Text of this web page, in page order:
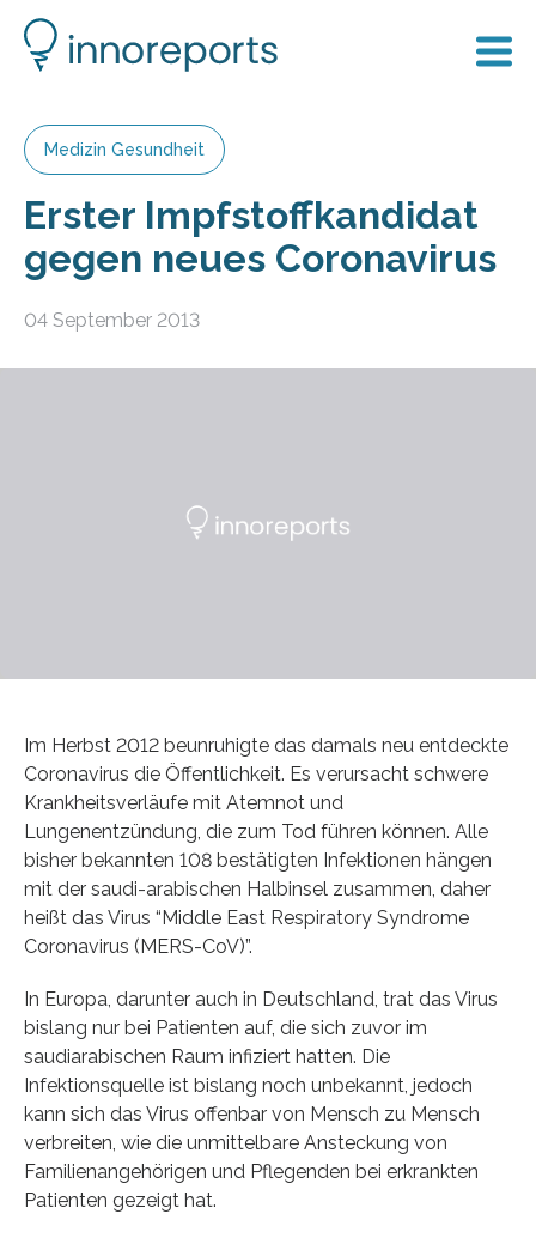
Medizin Gesundheit
Erster Impfstoffkandidat
gegen neues Coronavirus
04 September 2013
Im Herbst 2012 beunruhigte das damals neu entdeckte
Coronavirus die Öffentlichkeit. Es verursacht schwere
Krankheitsverläufe mit Atemnot und
Lungenentzündung, die zum Tod führen können. Alle
bisher bekannten 108 bestätigten Infektionen hängen
mit der saudi-arabischen Halbinsel zusammen, daher
heißt das Virus “Middle East Respiratory Syndrome
Coronavirus (MERS-CoV)”.
In Europa, darunter auch in Deutschland, trat das Virus
bislang nur bei Patienten auf, die sich zuvor im
saudiarabischen Raum infiziert hatten. Die
Infektionsquelle ist bislang noch unbekannt, jedoch
kann sich das Virus offenbar von Mensch zu Mensch
verbreiten, wie die unmittelbare Ansteckung von
Familienangehörigen und Pflegenden bei erkrankten
Patienten gezeigt hat.